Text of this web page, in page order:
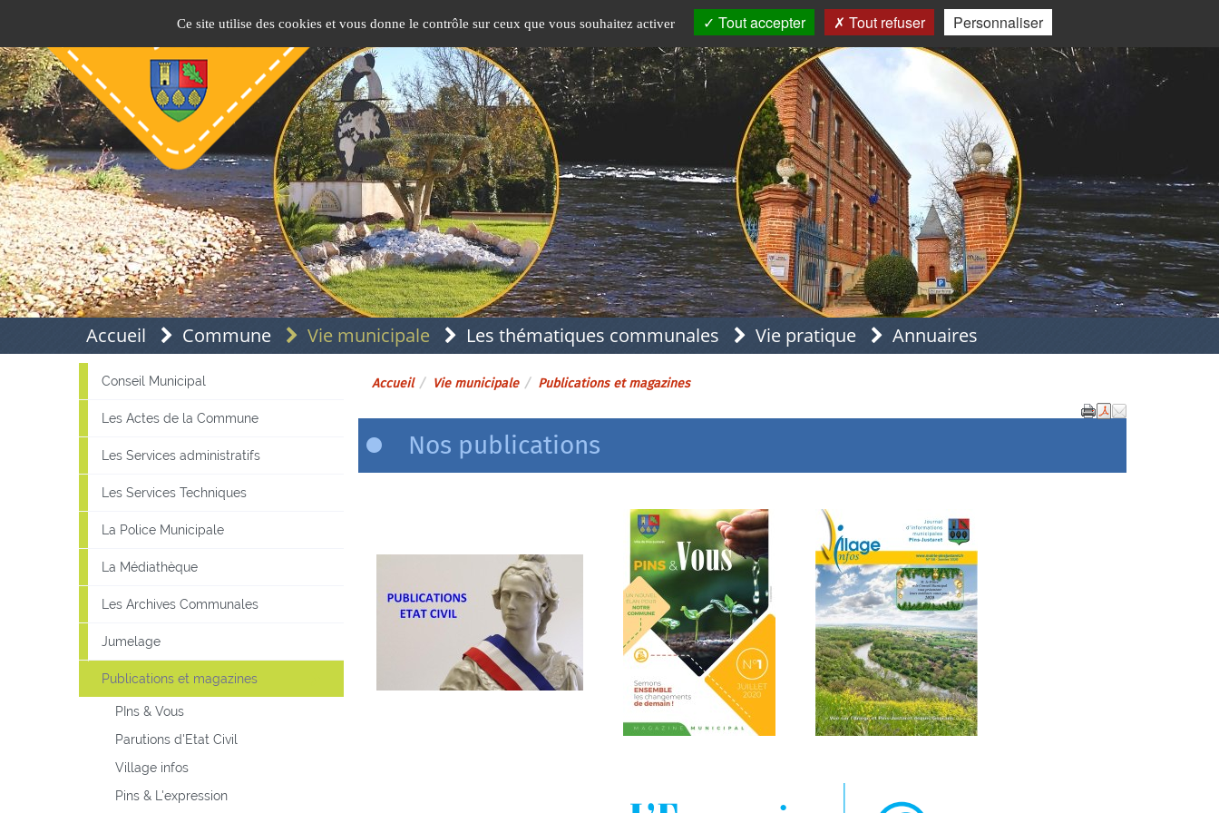
Accueil Commune Vie municipale Les thématiques communales Vie pratique Annuaires
Accueil Vie municipale Publications et magazines
Nos publications
Conseil Municipal
Les Actes de la Commune
Les Services administratifs
Les Services Techniques
La Police Municipale
La Médiathèque
Les Archives Communales
Jumelage
Publications et magazines
PIns & Vous
Parutions d'Etat Civil
Village infos
Pins & L'expression
Ce site utilise des cookies et vous donne le contrôle sur ceux que vous souhaitez activer Tout accepter Tout refuser Personnaliser